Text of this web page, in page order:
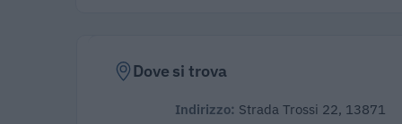
Dove si trova
Indirizzo: Strada Trossi 22, 13871